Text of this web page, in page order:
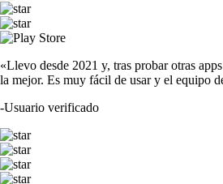
«Llevo desde 2021 y, tras probar otras
la mejor. Es muy fácil de usar y el equipo
-Usuario verificado